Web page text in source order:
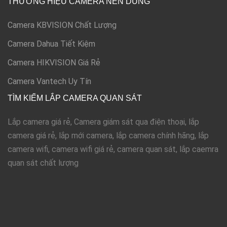
Camera KBVISION Chất Lượng
Camera Dahua Tiết Kiệm
Camera HIKVISION Giá Rẻ
Camera Vantech Uy Tín
TÌM KIẾM LẮP CAMERA QUAN SÁT
Lắp camera giá rẻ, Camera giám sát qua điện thoại, lắp
camera giá rẻ, lắp mới camera, lắp camera chính hãng, lắp
camera wifi, camera wifi giá rẻ, camera quan sát, lắp caemra
quan sát chất lượng